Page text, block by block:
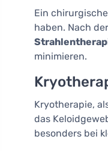
Ein
haben. Nach
minimieren.
Kryotherapie,
das
besonders bei